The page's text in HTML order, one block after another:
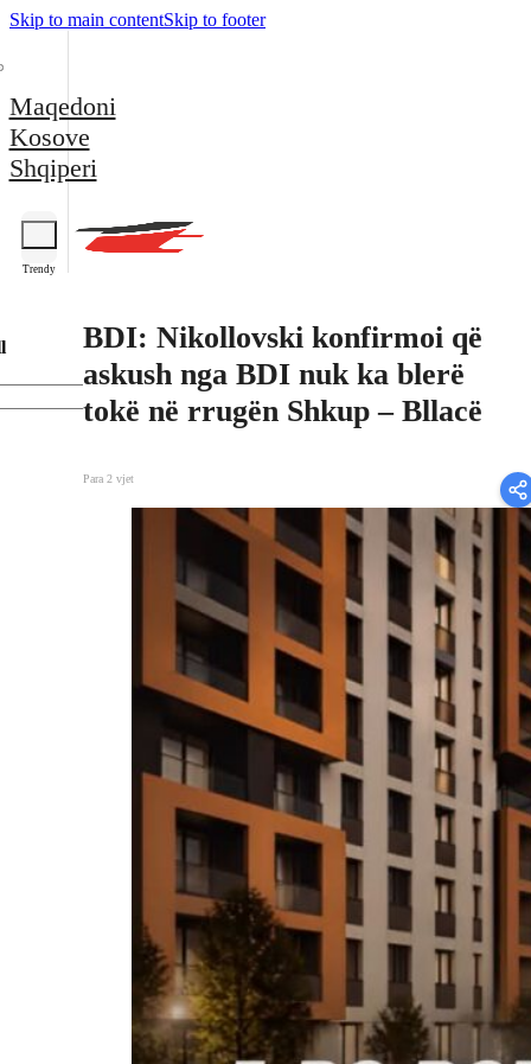
Skip to main contentSkip to footer
Maqedoni
Kosove
Shqiperi
Trendy
BDI: Nikollovski konfirmoi që
askush nga BDI nuk ka blerë
tokë në rrugën Shkup – Bllacë
Para 2 vjet